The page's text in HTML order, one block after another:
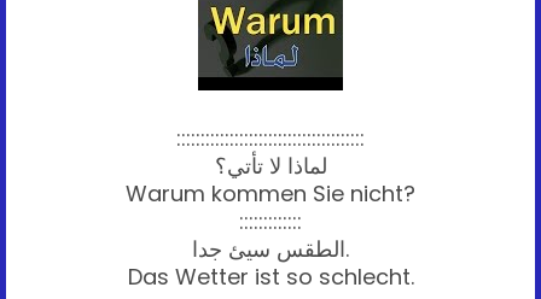
:::::::::::::::::::::::::::::::::::::::
لماذا لا تأتي؟
Warum kommen Sie nicht?
:::::::::::::
الطقس سيئ جدا.
Das Wetter ist so schlecht.